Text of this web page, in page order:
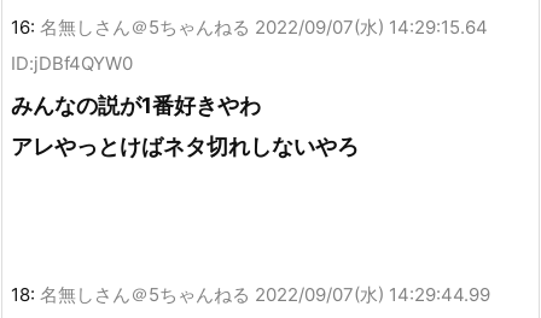
16: 名無しさん＠5ちゃんねる 2022/09/07(水) 14:29:15.64
ID:jDBf4QYW0
みんなの説が1番好きやわ
アレやっとけばネタ切れしないやろ
18: 名無しさん＠5ちゃんねる 2022/09/07(水) 14:29:44.99